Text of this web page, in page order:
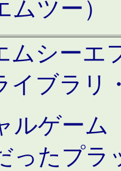
ムツー）
ムシーエ
イブラリ
ルゲーム
ったプラ